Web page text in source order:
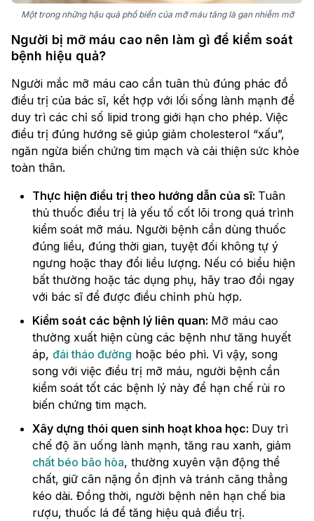
Một trong những hậu quả phổ biến của mỡ máu tăng là gan nhiễm mỡ
Người bị mỡ máu cao nên làm gì để kiểm soát
bệnh hiệu quả?
Người mắc mỡ máu cao cần tuân thủ đúng phác đồ
điều trị của bác sĩ, kết hợp với lối sống lành mạnh để
duy trì các chỉ số lipid trong giới hạn cho phép. Việc
điều trị đúng hướng sẽ giúp giảm cholesterol “xấu”,
ngăn ngừa biến chứng tim mạch và cải thiện sức khỏe
toàn thân.
Thực hiện điều trị theo hướng dẫn của sĩ: Tuân
thủ thuốc điều trị là yếu tố cốt lõi trong quá trình
kiểm soát mỡ máu. Người bệnh cần dùng thuốc
đúng liều, đúng thời gian, tuyệt đối không tự ý
ngưng hoặc thay đổi liều lượng. Nếu có biểu hiện
bất thường hoặc tác dụng phụ, hãy trao đổi ngay
với bác sĩ để được điều chỉnh phù hợp.
Kiểm soát các bệnh lý liên quan: Mỡ máu cao
thường xuất hiện cùng các bệnh như tăng huyết
áp, đái tháo đường hoặc béo phì. Vì vậy, song
song với việc điều trị mỡ máu, người bệnh cần
kiểm soát tốt các bệnh lý này để hạn chế rủi ro
biến chứng tim mạch.
Xây dựng thói quen sinh hoạt khoa học: Duy trì
chế độ ăn uống lành mạnh, tăng rau xanh, giảm
chất béo bão hòa, thường xuyên vận động thể
chất, giữ cân nặng ổn định và tránh căng thẳng
kéo dài. Đồng thời, người bệnh nên hạn chế bia
rượu, thuốc lá để tăng hiệu quả điều trị.